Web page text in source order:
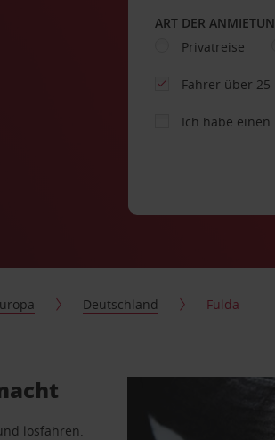
ART DER
Privatreise
Fahrer über 25
Ich habe einen
Deutschland Fulda
losfahren.